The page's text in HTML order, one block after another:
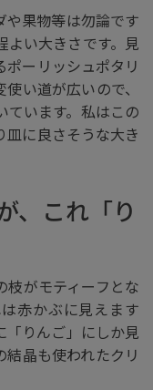
や果物等は勿論です
よい大きさです。見
ーリッシュポタリ
い道が広いので、
ています。私はこの
に良さそうな大き
、これ「り
枝がモティーフとな
赤かぶに見えます
「りんご」にしか見
晶も使われたクリ